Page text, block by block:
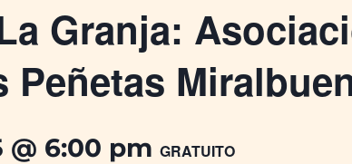
Granja:
Peñetas
@ 6:00 pm GRATUITO